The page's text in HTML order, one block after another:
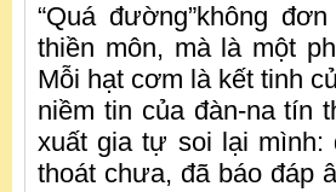
“Quá đường”không
thiền môn, mà là một
Mỗi hạt cơm là kết tinh
niềm tin của đàn-na tín
xuất gia tự soi lại mình:
thoát chưa, đã báo đáp